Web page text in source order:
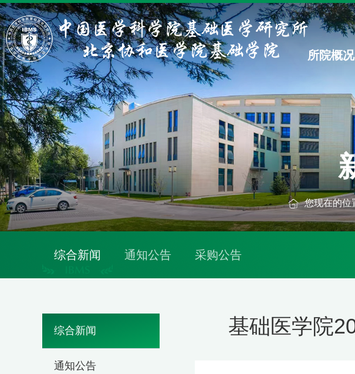
所院概况
您现在的位
综合新闻 通知公告 采购公告
综合新闻
通知公告
基础医学院